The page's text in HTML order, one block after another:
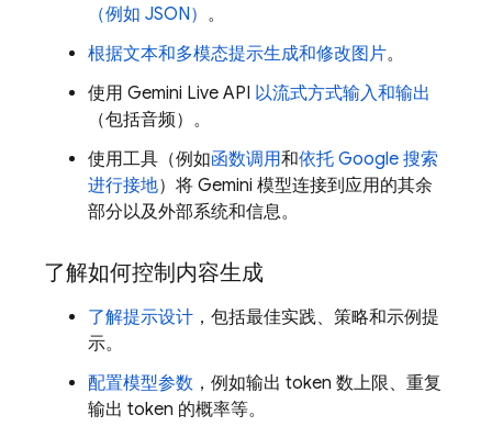
（例如 JSON） 。
根据文本和多模态提示生成和修改图片。
使用 Gemini Live API 以流式方式输入和输出
（包括音频）。
使用工具（例如函数调用和依托 Google 搜索
进行接地）将 Gemini 模型连接到应用的其余
部分以及外部系统和信息。
了解如何控制内容生成
了解提示设计 ，包括最佳实践、策略和示例提
示。
配置模型参数 ，例如输出 token 数上限、重复
输出 token 的概率等。